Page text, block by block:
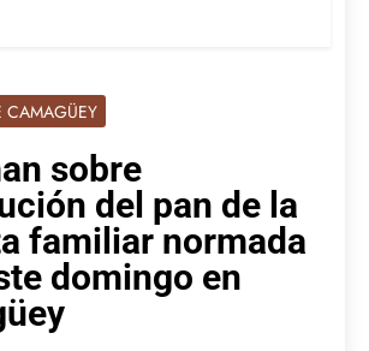
CAMAGÜEY
sobre
del pan de la
familiar normada
domingo en